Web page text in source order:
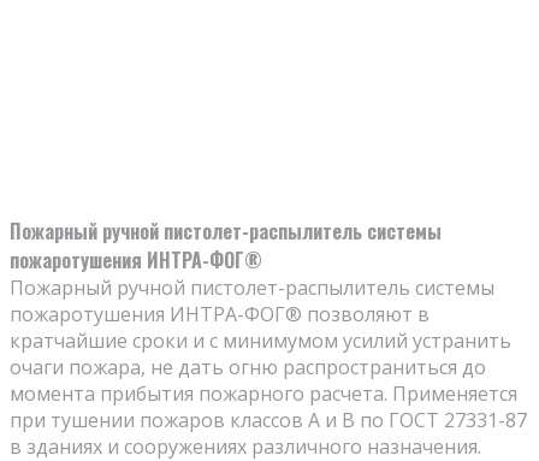
Пожарный ручной пистолет-распылитель системы
пожаротушения ИНТРА-ФОГ®
Пожарный ручной пистолет-распылитель системы
пожаротушения ИНТРА-ФОГ® позволяют в
кратчайшие сроки и с минимумом усилий устранить
очаги пожара, не дать огню распространиться до
момента прибытия пожарного расчета. Применяется
при тушении пожаров классов A и B по ГОСТ 27331-87
в зданиях и сооружениях различного назначения.